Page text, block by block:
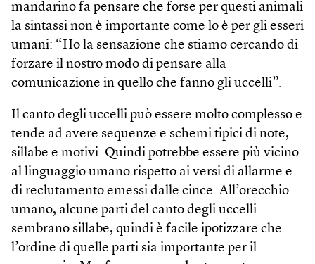
mandarino fa pensare che forse per questi animali
la sintassi non è importante come lo è per gli esseri
umani: “Ho la sensazione che stiamo cercando di
forzare il nostro modo di pensare alla
comunicazione in quello che fanno gli uccelli”.
Il canto degli uccelli può essere molto complesso e
tende ad avere sequenze e schemi tipici di note,
sillabe e motivi. Quindi potrebbe essere più vicino
al linguaggio umano rispetto ai versi di allarme e
di reclutamento emessi dalle cince. All’orecchio
umano, alcune parti del canto degli uccelli
sembrano sillabe, quindi è facile ipotizzare che
l’ordine di quelle parti sia importante per il